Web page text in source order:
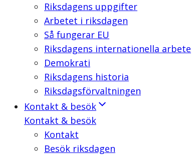
Riksdagens uppgifter
Arbetet i riksdagen
Så fungerar EU
Riksdagens internationella arbete
Demokrati
Riksdagens historia
Riksdagsförvaltningen
Kontakt & besök
Kontakt & besök
Kontakt
Besök riksdagen